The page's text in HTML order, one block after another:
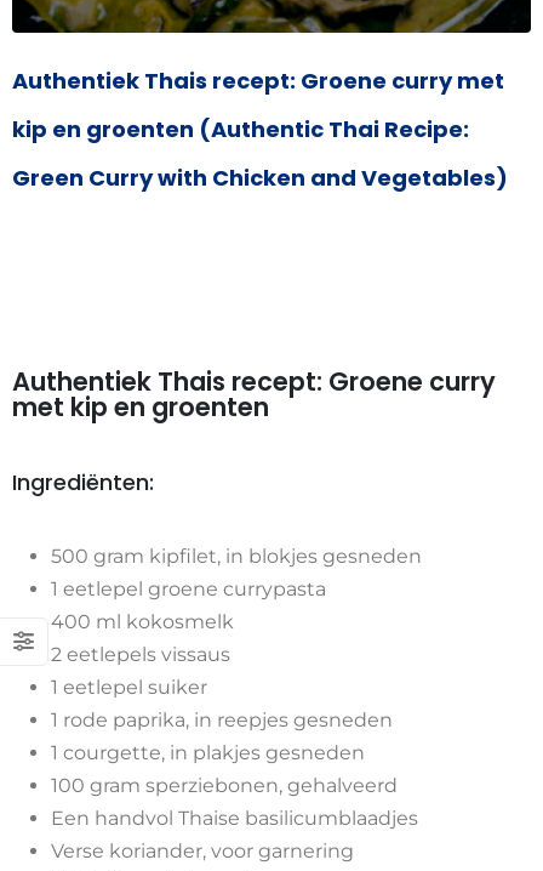
Authentiek Thais recept: Groene curry met
kip en groenten (Authentic Thai Recipe:
Green Curry with Chicken and Vegetables)
Authentiek Thais recept: Groene curry
met kip en groenten
Ingrediënten:
500 gram kipfilet, in blokjes gesneden
1 eetlepel groene currypasta
400 ml kokosmelk
2 eetlepels vissaus
1 eetlepel suiker
1 rode paprika, in reepjes gesneden
1 courgette, in plakjes gesneden
100 gram sperziebonen, gehalveerd
Een handvol Thaise basilicumblaadjes
Verse koriander, voor garnering